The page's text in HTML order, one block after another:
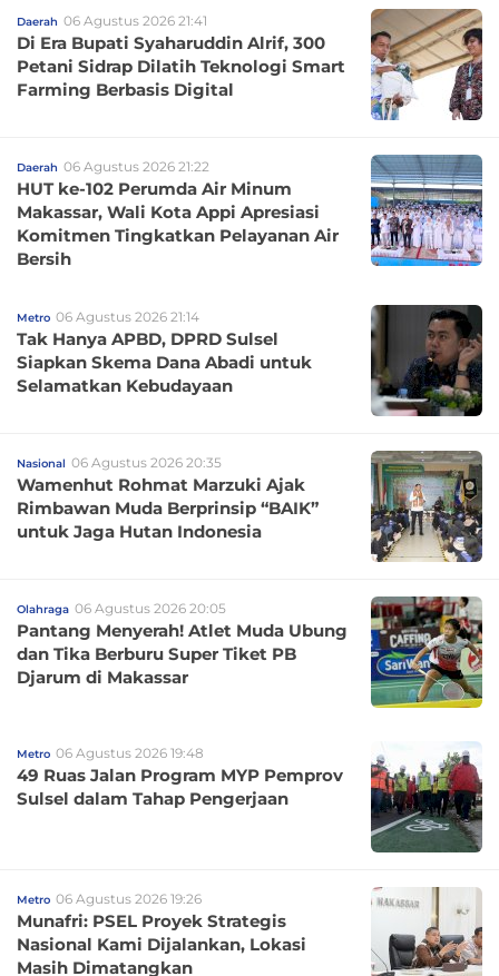
Daerah 06 Agustus 2026 21:41
Di Era Bupati Syaharuddin Alrif, 300
Petani Sidrap Dilatih Teknologi Smart
Farming Berbasis Digital
Daerah 06 Agustus 2026 21:22
HUT ke-102 Perumda Air Minum
Makassar, Wali Kota Appi Apresiasi
Komitmen Tingkatkan Pelayanan Air
Bersih
Metro 06 Agustus 2026 21:14
Tak Hanya APBD, DPRD Sulsel
Siapkan Skema Dana Abadi untuk
Selamatkan Kebudayaan
Nasional 06 Agustus 2026 20:35
Wamenhut Rohmat Marzuki Ajak
Rimbawan Muda Berprinsip “BAIK”
untuk Jaga Hutan Indonesia
Olahraga 06 Agustus 2026 20:05
Pantang Menyerah! Atlet Muda Ubung
dan Tika Berburu Super Tiket PB
Djarum di Makassar
Metro 06 Agustus 2026 19:48
49 Ruas Jalan Program MYP Pemprov
Sulsel dalam Tahap Pengerjaan
Metro 06 Agustus 2026 19:26
Munafri: PSEL Proyek Strategis
Nasional Kami Dijalankan, Lokasi
Masih Dimatangkan